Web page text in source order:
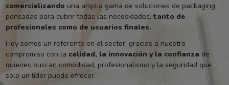
comercializando una amplia gama de soluciones de packaging
pensadas para cubrir todas las necesidades, tanto de
profesionales como de usuarios finales.
Hoy somos un referente en el sector, gracias a nuestro
compromiso con la calidad, la innovación y la confianza de
quienes buscan comodidad, profesionalismo y la seguridad que
solo un líder puede ofrecer.